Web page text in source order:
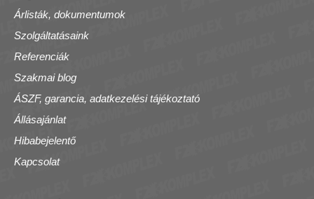
Árlisták, dokumentumok
Szolgáltatásaink
Referenciák
Szakmai blog
ÁSZF, garancia, adatkezelési tájékoztató
Állásajánlat
Hibabejelentő
Kapcsolat